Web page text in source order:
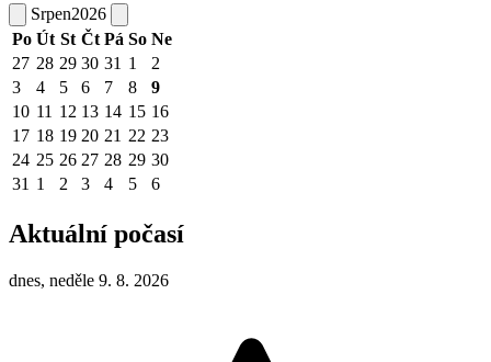
Srpen2026
Po Út St Čt Pá So Ne
27 28 29 30 31 1
2
3
4 5 6 7 8
9
10 11 12 13 14 15 16
17 18 19 20 21 22 23
24 25 26 27 28 29 30
31 1 2 3 4 5 6
Aktuální počasí
dnes, neděle 9. 8. 2026